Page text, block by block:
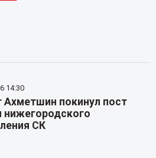
14:30
Ахметшин покинул пост
нижегородского
СК